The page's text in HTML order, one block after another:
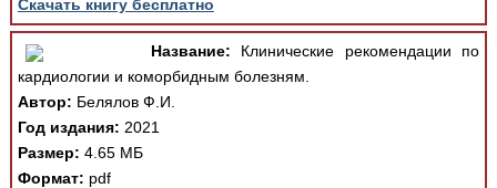
Скачать книгу бесплатно
Название: Клинические рекомендации по
кардиологии и коморбидным болезням.
Автор: Белялов Ф.И.
Год издания: 2021
Размер: 4.65 МБ
Формат: pdf